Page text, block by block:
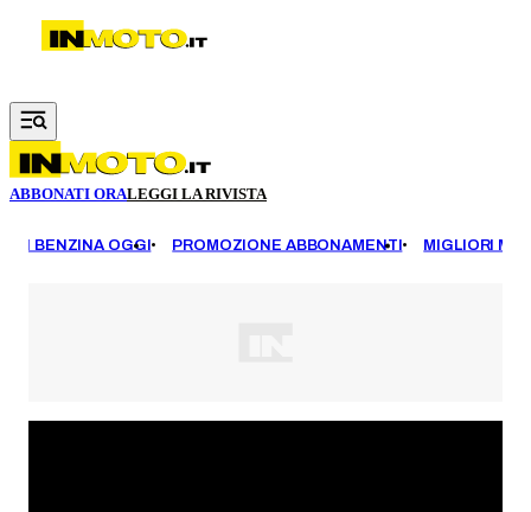
Vai al contenuto principale
ABBONATI ORALEGGI LA RIVISTA
BENZINA OGGI PROMOZIONE ABBONAMENTI MIGLIORI